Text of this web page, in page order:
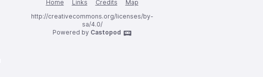
Home Links Credits
Map
http://creativecommons.org/licenses/by-
sa/4.0/
Powered by Castopod